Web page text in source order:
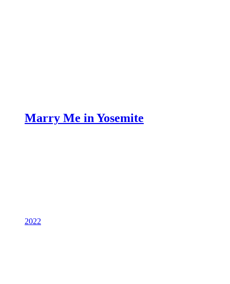
Marry Me in Yosemite
2022